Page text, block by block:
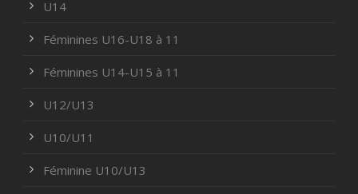
U14
Féminines U16-U18 à 11
Féminines U14-U15 à 11
U12/U13
U10/U11
Féminine U10/U13